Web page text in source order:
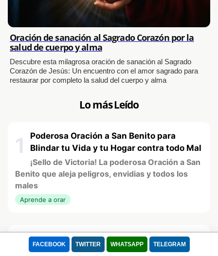
FACEBOOK TWITTER WHATSAPP TELEGRAM
Oración de sanación al Sagrado Corazón por la
salud de cuerpo y alma
Descubre esta milagrosa oración de sanación al Sagrado
Corazón de Jesús: Un encuentro con el amor sagrado para
restaurar por completo la salud del cuerpo y alma
Lo más Leído
1
Poderosa Oración a San Benito para
Blindar tu Vida y tu Hogar contra todo Mal
¡Sello de Victoria! La poderosa Oración a San
Benito que aleja peligros, envidias y todos los
males
Aprende a orar
Oración a San Rafael Arcángel para Curar
y Sanar toda Enfermedad